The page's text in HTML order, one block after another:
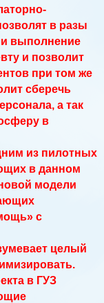
в разы
и выполнение
и позволит
при том же
сберечь
а так
в
из пилотных
в данном
модели
с
целый
в ГУЗ